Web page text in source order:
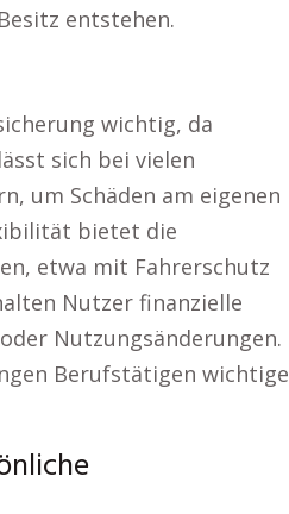
entstehen.
wichtig, da
sich bei vielen
um Schäden am eigenen
bietet die
etwa mit Fahrerschutz
Nutzer finanzielle
Nutzungsänderungen.
Berufstätigen wichtige